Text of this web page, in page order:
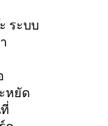
ระบบ
หยัด